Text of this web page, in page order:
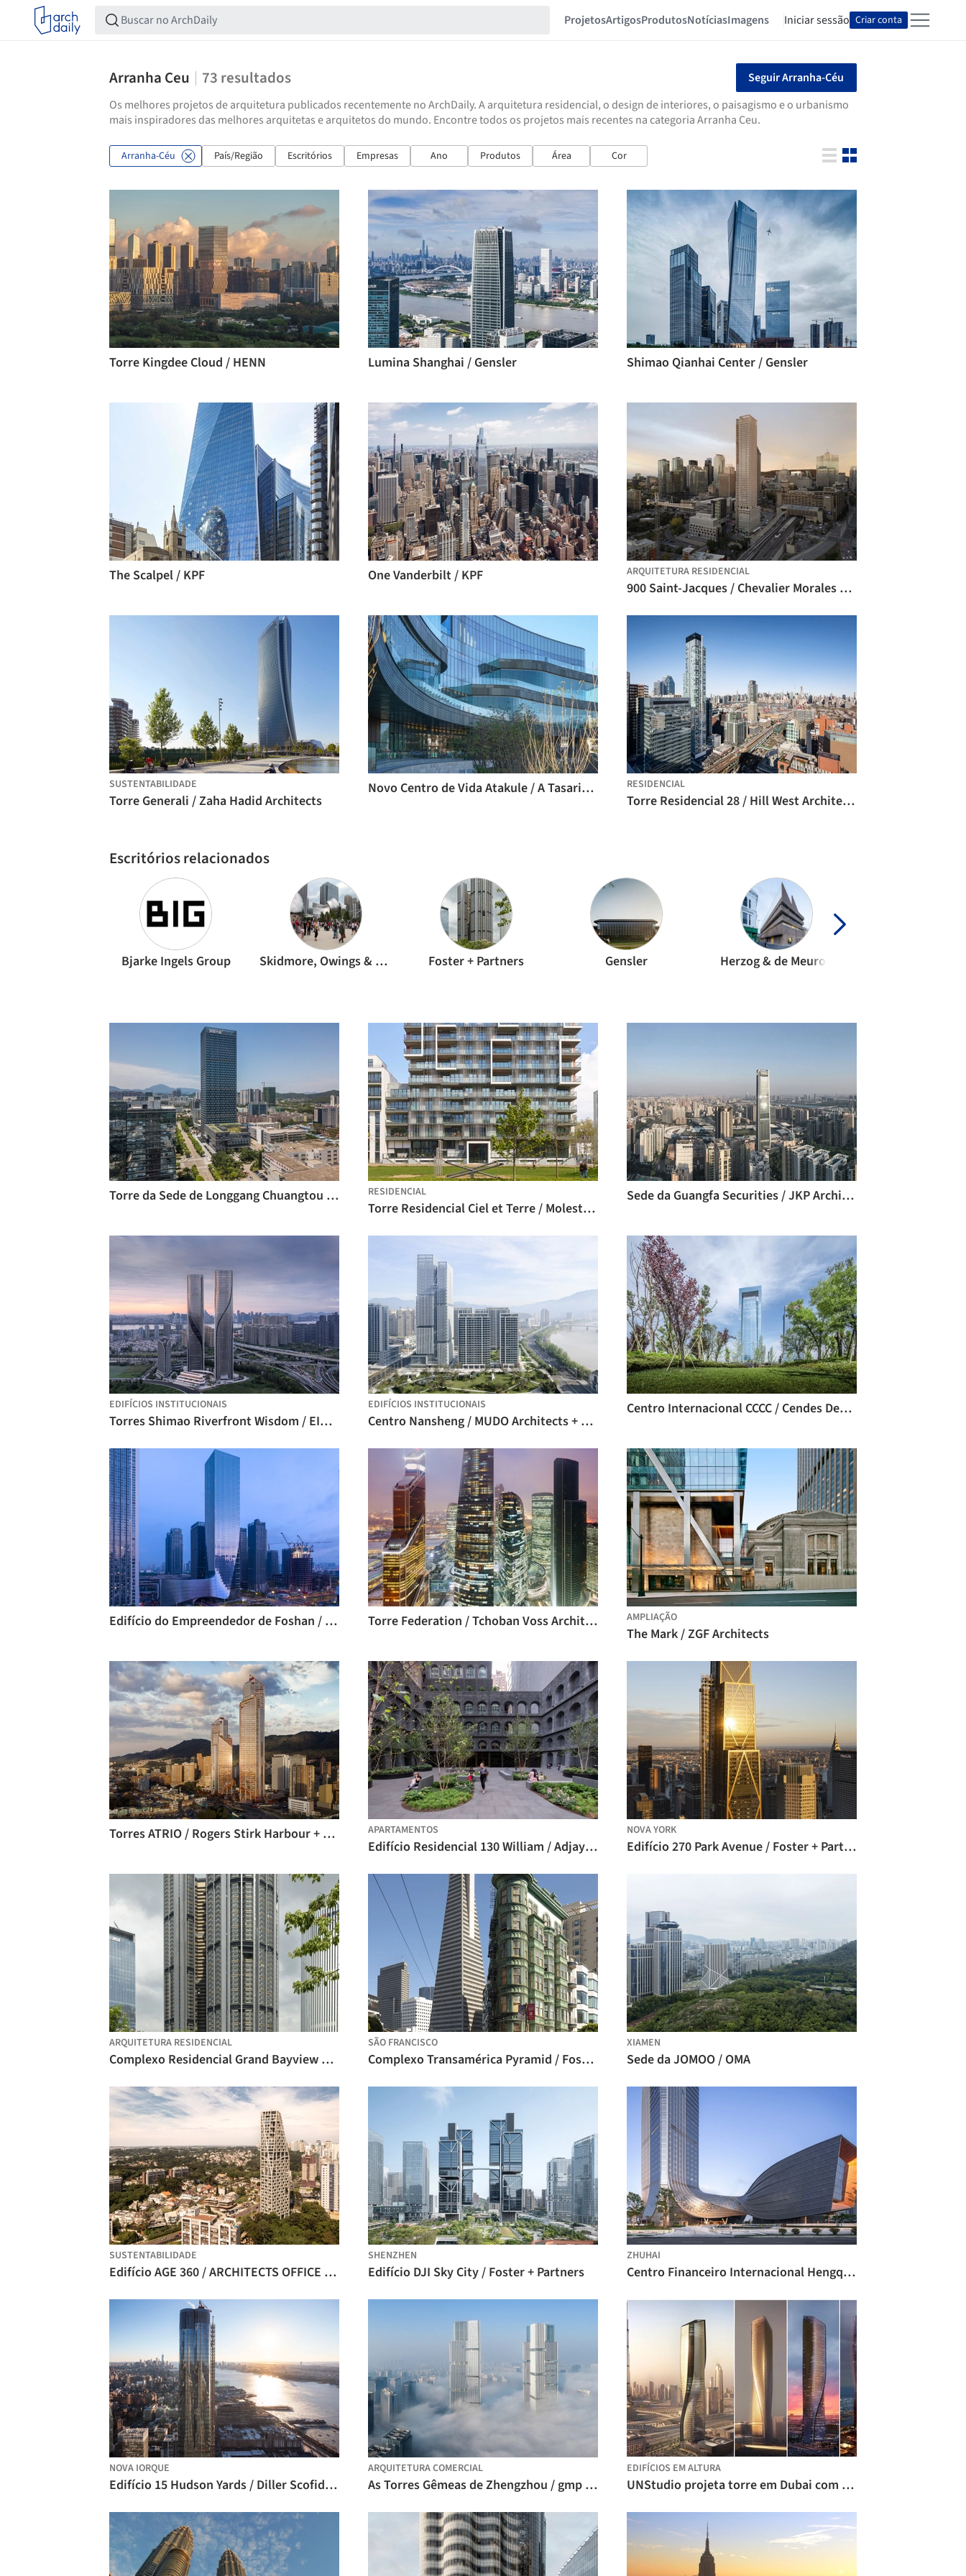
ProjetosArtigosProdutosNotíciasImagens Iniciar sessão Criar conta
Arranha Ceu 73 resultados
Seguir Arranha-Céu
Os melhores projetos de arquitetura publicados recentemente no ArchDaily. A arquitetura residencial, o design de interiores, o paisagismo e o urbanismo
mais inspiradores das melhores arquitetas e arquitetos do mundo. Encontre todos os projetos mais recentes na categoria Arranha Ceu.
Arranha-Céu País/Região Escritórios Empresas Ano Produtos Área Cor
Torre Kingdee Cloud / HENN Lumina Shanghai / Gensler Shimao Qianhai Center / Gensler
The Scalpel / KPF One Vanderbilt / KPF ARQUITETURA RESIDENCIAL
900 Saint-Jacques / Chevalier Morales Architectes
SUSTENTABILIDADE
Torre Generali / Zaha Hadid Architects
Novo Centro de Vida Atakule / A Tasarim Mimarlik RESIDENCIAL
Torre Residencial 28 / Hill West Architects
Escritórios relacionados
Bjarke Ingels Group Skidmore, Owings & Merrill Foster + Partners Gensler Herzog & de Meuron
Torre da Sede de Longgang Chuangtou / MENG YAN, LIU XIAODU | URBANUS RESIDENCIAL
Torre Residencial Ciel et Terre / Molestina Architekten
Sede da Guangfa Securities / JKP Architects
EDIFÍCIOS INSTITUCIONAIS
Torres Shimao Riverfront Wisdom / EID Arch
EDIFÍCIOS INSTITUCIONAIS
Centro Nansheng / MUDO Architects + Do Design Group
Centro Internacional CCCC / Cendes Design
Edifício do Empreendedor de Foshan / CCDI Torre Federation / Tchoban Voss Architekten + SPEECH + SCHWEGER ARCHITEKTEN AMPLIAÇÃO
The Mark / ZGF Architects
Torres ATRIO / Rogers Stirk Harbour + Partners + El Equipo Mazzanti APARTAMENTOS
Edifício Residencial 130 William / Adjaye Associates
NOVA YORK
Edifício 270 Park Avenue / Foster + Partners
ARQUITETURA RESIDENCIAL
Complexo Residencial Grand Bayview Qianhai / Foster + Partners
SÃO FRANCISCO
Complexo Transamérica Pyramid / Foster + Partners
XIAMEN
Sede da JOMOO / OMA
SUSTENTABILIDADE
Edifício AGE 360 / ARCHITECTS OFFICE + TRIPTYQUE
SHENZHEN
Edifício DJI Sky City / Foster + Partners
ZHUHAI
Centro Financeiro Internacional Hengqin / Aedas
NOVA IORQUE
Edifício 15 Hudson Yards / Diller Scofidio + Renfro
ARQUITETURA COMERCIAL
As Torres Gêmeas de Zhengzhou / gmp Architects
EDIFÍCIOS EM ALTURA
UNStudio projeta torre em Dubai com uma das maiores fachadas cerâmicas do mundo